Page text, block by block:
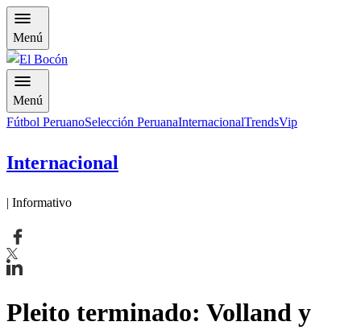
Menú
Menú
Fútbol PeruanoSelección PeruanaInternacionalTrendsVip
Internacional
| Informativo
Pleito terminado: Volland y